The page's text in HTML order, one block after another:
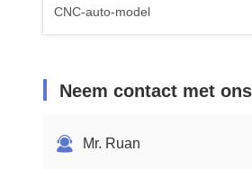
CNC-auto-model
Neem contact met
Mr. Ruan